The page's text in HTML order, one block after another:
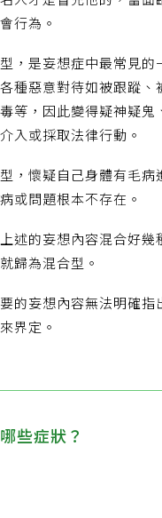
行為。
，是妄想症中最常見的
種惡意對待如被跟蹤、
等，因此變得疑神疑鬼
入或採取法律行動。
，懷疑自己身體有毛病
或問題根本不存在。
述的妄想內容混合好幾
歸為混合型。
的妄想內容無法明確指
界定。
些症狀？